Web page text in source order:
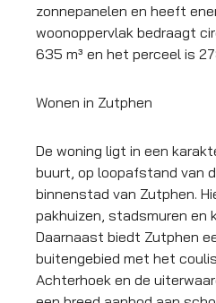
zonnepanelen en heeft
woonoppervlak bedraagt
635 m³ en het perceel is
Wonen in Zutphen
De woning ligt in een
buurt, op loopafstand van
binnenstad van Zutphen.
pakhuizen, stadsmuren en
Daarnaast biedt Zutphen
buitengebied met het
Achterhoek en de